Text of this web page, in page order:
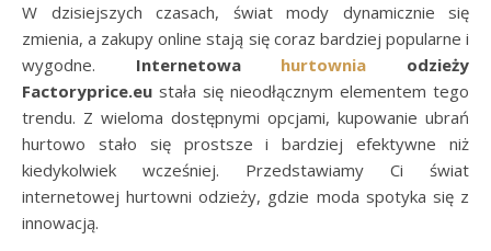
W dzisiejszych czasach, świat mody dynamicznie się
zmienia, a zakupy online stają się coraz bardziej popularne i
wygodne. Internetowa hurtownia odzieży
Factoryprice.eu stała się nieodłącznym elementem tego
trendu. Z wieloma dostępnymi opcjami, kupowanie ubrań
hurtowo stało się prostsze i bardziej efektywne niż
kiedykolwiek wcześniej. Przedstawiamy Ci świat
internetowej hurtowni odzieży, gdzie moda spotyka się z
innowacją.